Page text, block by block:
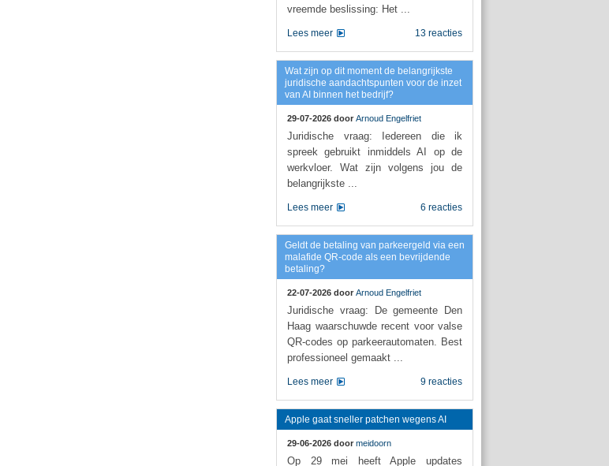
vreemde beslissing: Het ...
13 reacties
Lees meer
Wat zijn op dit moment de belangrijkste
juridische aandachtspunten voor de inzet
van AI binnen het bedrijf?
29-07-2026 door Arnoud Engelfriet
Juridische vraag: Iedereen die ik
spreek gebruikt inmiddels AI op de
werkvloer. Wat zijn volgens jou de
belangrijkste ...
6 reacties
Lees meer
Geldt de betaling van parkeergeld via een
malafide QR-code als een bevrijdende
betaling?
22-07-2026 door Arnoud Engelfriet
Juridische vraag: De gemeente Den
Haag waarschuwde recent voor valse
QR-codes op parkeerautomaten. Best
professioneel gemaakt ...
9 reacties
Lees meer
Apple gaat sneller patchen wegens AI
29-06-2026 door meidoorn
Op 29 mei heeft Apple updates